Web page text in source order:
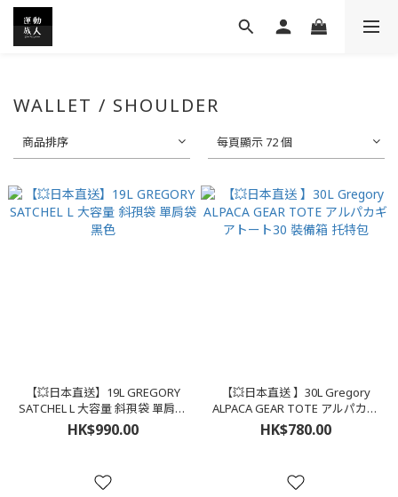
WALLET / SHOULDER
商品排序 每頁顯示 72 個
【💥日本直送】19L GREGORY
SATCHEL L 大容量 斜孭袋 單肩袋
黑色
HK$990.00
【💥日本直送 】30L Gregory
ALPACA GEAR TOTE アルパカギ
アトート30 裝備箱 托特包
HK$780.00